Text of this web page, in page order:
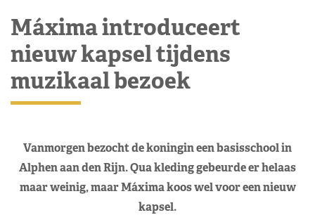
Máxima introduceert
nieuw kapsel tijdens
muzikaal bezoek
Vanmorgen bezocht de koningin een basisschool in
Alphen aan den Rijn. Qua kleding gebeurde er helaas
maar weinig, maar Máxima koos wel voor een nieuw
kapsel.